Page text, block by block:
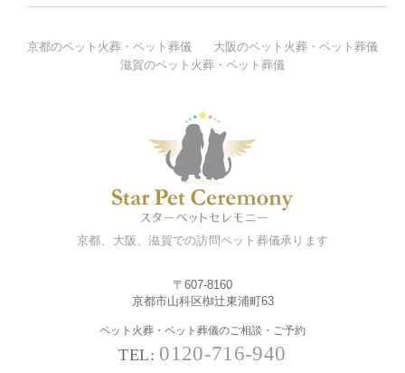
京都、大阪、滋賀での訪問ペット葬儀承ります
〒607-8160
京都市山科区椥辻東浦町63
ペット火葬・ペット葬儀のご相談・ご予約
TEL: 0120-716-940
京都のペット火葬・ペット葬儀
大阪のペット火葬・ペット葬儀
滋賀のペット火葬・ペット葬儀